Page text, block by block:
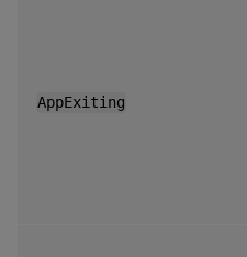
AppExiting